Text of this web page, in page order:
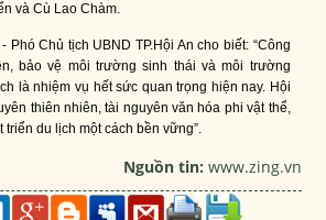
và Cù Lao Chàm.
Phó Chủ tịch UBND TP.Hội An cho biết: “Công
bảo vệ môi trường sinh thái và môi trường
là nhiệm vụ hết sức quan trọng hiện nay. Hội
thiên nhiên, tài nguyên văn hóa phi vật thể,
du lịch một cách bền vững”.
Nguồn tin: www.zing.vn